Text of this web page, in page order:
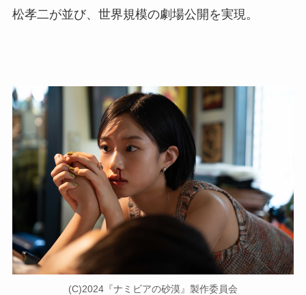
松孝二が並び、世界規模の劇場公開を実現。
(C)2024『ナミビアの砂漠』製作委員会